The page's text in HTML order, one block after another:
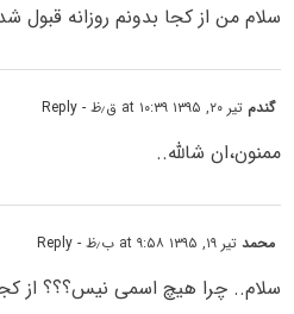
سلام من از کجا بدونم روزانه قبول
گندم تیر ۲۰, ۱۳۹۵ at ۱۰:۳۹ ق٫ظ - Reply
ممنون،ان شالله..
محمدتیر ۱۹, ۱۳۹۵ at ۹:۵۸ ب٫ظ - Reply
سلام.. چرا هیچ اسمی نیس؟؟؟ از